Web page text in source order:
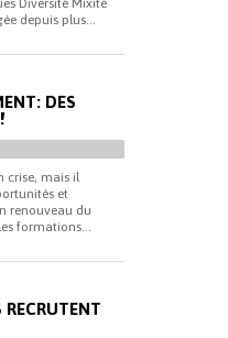
Diversité Mixité
depuis plus...
DES
crise, mais il
et
renouveau du
formations...
RECRUTENT